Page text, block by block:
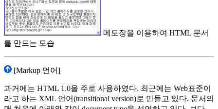
메모장을 이용하여 HTML 문서
를 만드는 모습
[Markup 언어]
과거에는 HTML 1.0을 주로 사용하였다. 최근에는 Web표준이
라고 하는 XML 언어(transitional version)로 만들고 있다. 문서의